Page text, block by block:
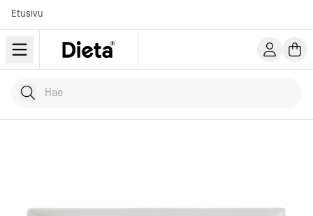
Etusivu
Hae tuotteita
Kirjoita hakusana...